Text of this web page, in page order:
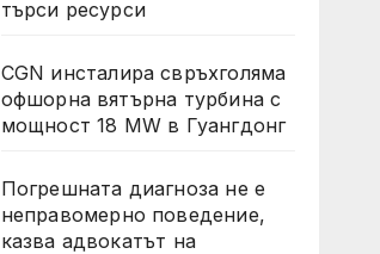
търси ресурси
CGN инсталира свръхголяма
офшорна вятърна турбина с
мощност 18 MW в Гуангдонг
Погрешната диагноза не е
неправомерно поведение,
казва адвокатът на